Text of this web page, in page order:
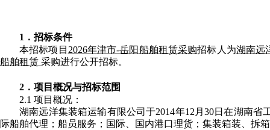
1．招标条件
本招标项目 2026年津市-岳阳船舶租赁采购招标人为湖南远
船舶租赁 采购进行公开招标。
2．项目概况与招标范围
2.1 项目概况：
湖南远洋集装箱运输有限公司于2014年12月30日在湖南
际船舶代理；船员服务；国际、国内港口理货；集装箱装、拆